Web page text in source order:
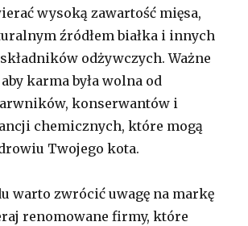
wysoką zawartość mięsa,
źródłem białka i innych
odżywczych. Ważne
karma była wolna od
konserwantów i
chemicznych, które mogą
Twojego kota.
warto zwrócić uwagę na markę
renomowane firmy, które